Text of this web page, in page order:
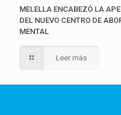
MELELLA ENCABEZÓ LA
DEL NUEVO CENTRO DE
MENTAL
Leer más